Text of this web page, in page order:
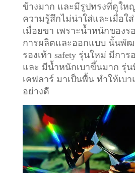
ข้างมาก และมีรูปทรงที่ดูให
ความรู้สึกไม่น่าใส่และเมื่อใ
เมื่อยขา เพราะน้ำหนักของร
การผลิตและออกแบบ นั้นพั
รองเท้า safety รุ่นใหม่ มีกา
และ มีน้ำหนักเบาขึ้นมาก รุ่น
เคฟลาร์ มาเป็นพื้น ทำให้เบ
อย่างดี